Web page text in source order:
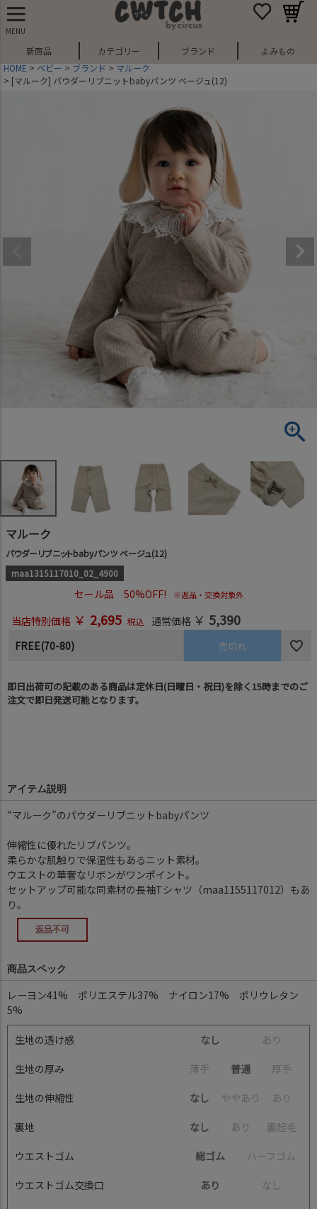
MENU
新商品 カテゴリー ブランド
よみもの
HOME
ベビー ブランド
マルーク
[マルーク] パウダーリブニットbabyパンツ ベージュ(12)
マルーク
パウダーリブニットbabyパンツ ベージュ(12)
maa1315117010_02_4900
セール品 50%OFF! ※返品・交換対象外
当店特別価格 ￥ 2,695 税込 通常価格 ￥ 5,390
FREE(70-80) 売切れ
即日出荷可の記載のある商品は定休日(日曜日・祝日)を除く15時までのご
注文で即日発送可能となります。
アイテム説明
“マルーク”のパウダーリブニットbabyパンツ
伸縮性に優れたリブパンツ。
柔らかな肌触りで保温性もあるニット素材。
ウエストの華奢なリボンがワンポイント。
セットアップ可能な同素材の長袖Tシャツ（maa1155117012）もあ
り。
商品スペック
レーヨン41% ポリエステル37% ナイロン17% ポリウレタン
5%
生地の透け感 なし あ り
生地の厚み 薄手 普通 厚手
生地の伸縮性 なし ややあ り あ り
裏地 なし あ り 裏起毛
ウエストゴム 総ゴム ハーフ ゴ ム
ウエストゴム交換口 あり な し